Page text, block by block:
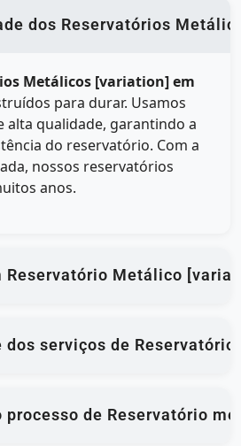
dos Reservatórios
Metálicos [variation] em
para durar. Usamos
alta qualidade, garantindo a
do reservatório. Com a
nossos reservatórios
anos.
Reservatório Metálico
dos serviços de
processo de Reservatório